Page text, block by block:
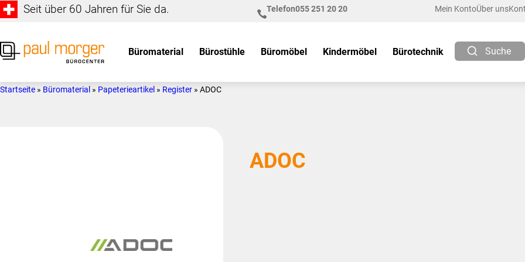
Zur
springen
Skip
main
Seit über 60 Jahren für Sie da. Telefon055 251 20 20 Mein KontoÜber uns
Morger
individuell
Büromaterial Bürostühle Büromöbel Kindermöbel Bürotechnik Suche
Startseite » Büromaterial » Papeterieartikel » Register » ADOC
ADOC